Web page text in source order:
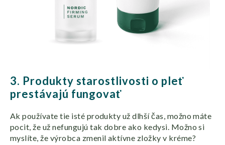
3. Produkty starostlivosti o pleť
prestávajú fungovať
Ak používate tie isté produkty už dlhší čas, možno máte
pocit, že už nefungujú tak dobre ako kedysi. Možno si
myslíte, že výrobca zmenil aktívne zložky v kréme?